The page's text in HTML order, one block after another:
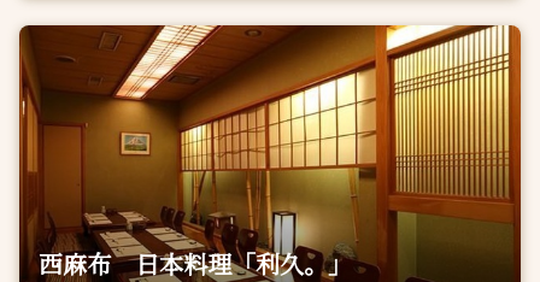
西麻布 日本料理「利久。」